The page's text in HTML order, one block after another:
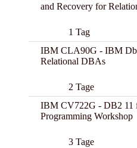
and Recovery for
1 Tag
IBM CLA90G - IBM
Relational DBAs
2 Tage
IBM CV722G - DB2 11
Programming Workshop
3 Tage